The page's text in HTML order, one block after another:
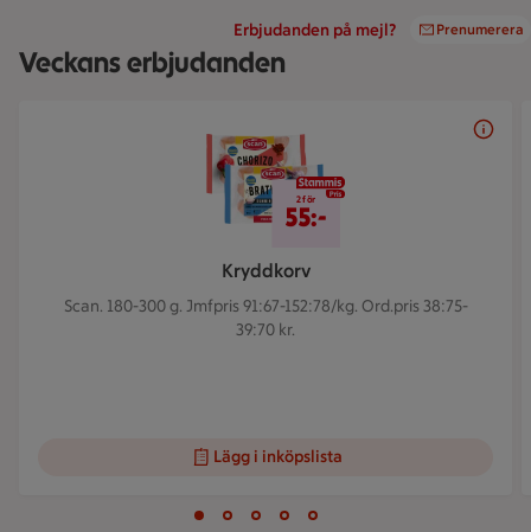
Erbjudanden på mejl? Prenumerera
Veckans erbjudanden
Bildspel med 5 bilder.
Kryddkorv
Scan. 180-300 g. Jmfpris 91:67-152:78/kg. Ord.pris 38:75-
39:70 kr.
2 för 55 kr
2 för
55:-
Lägg i inköpslista
Bild 1 av 5
Bild 2 av 5
Bild 3 av 5Bild 4 av 5